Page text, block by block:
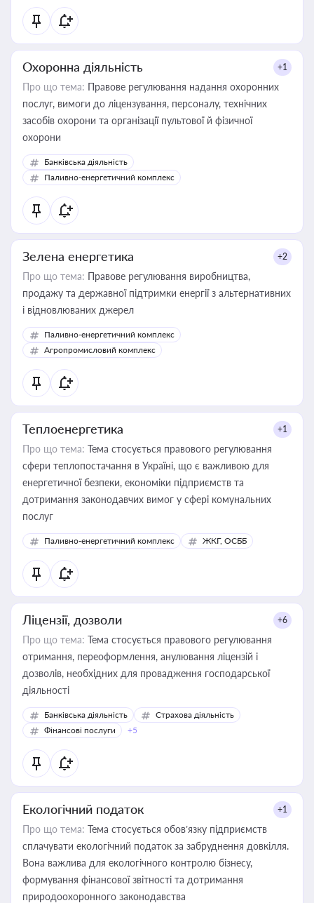
Охоронна діяльність +1
Про що тема: Правове регулювання надання охоронних
послуг, вимоги до ліцензування, персоналу, технічних
засобів охорони та організації пультової й фізичної
охорони
Банківська діяльність
Паливно-енергетичний комплекс
Зелена енергетика +2
Про що тема: Правове регулювання виробництва,
продажу та державної підтримки енергії з альтернативних
і відновлюваних джерел
Паливно-енергетичний комплекс
Агропромисловий комплекс
Теплоенергетика +1
Про що тема: Тема стосується правового регулювання
сфери теплопостачання в Україні, що є важливою для
енергетичної безпеки, економіки підприємств та
дотримання законодавчих вимог у сфері комунальних
послуг
Паливно-енергетичний комплекс ЖКГ, ОСББ
Ліцензії, дозволи +6
Про що тема: Тема стосується правового регулювання
отримання, переоформлення, анулювання ліцензій і
дозволів, необхідних для провадження господарської
діяльності
Банківська діяльність
Страхова діяльність
Фінансові послуги
+5
Екологічний податок +1
Про що тема: Тема стосується обов’язку підприємств
сплачувати екологічний податок за забруднення довкілля.
Вона важлива для екологічного контролю бізнесу,
формування фінансової звітності та дотримання
природоохоронного законодавства